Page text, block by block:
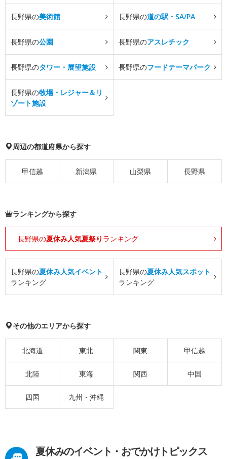
長野県の美術館 長野県の道の駅・SA/PA
長野県の公園 長野県のアスレチック
長野県のタワー・展望施設 長野県のフードテーマパーク
長野県の牧場・レジャー＆リ
ゾート施設
周辺の都道府県から探す
甲信越 新潟県 山梨県 長野県
ランキングから探す
長野県の夏休み人気夏祭り ランキング
長野県の夏休み人気イベント
ランキング
長野県の夏休み人気スポット
ランキング
その他のエリアから探す
北海道 東北 関東 甲信越
北陸 東海 関西 中国
四国 九州・沖縄
夏休みのイベント・おでかけトピックス